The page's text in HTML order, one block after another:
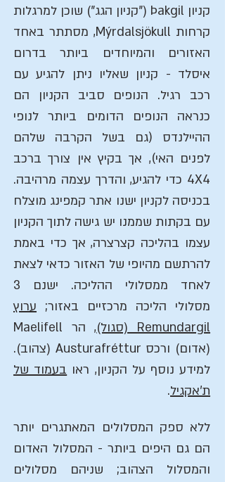
קניון Þakgil ("קניון הגג") שוכן למרגלות
קרחות Mýrdalsjökull, מסתתר באחד
האזורים והמיוחדים ביותר בדרום
איסלד - קניון שאליו ניתן להגיע עם
רכב רגיל. הנופים סביב הקניון הם
כנראה הנופים הדומים ביותר לנופי
ההיילנדס (גם בשל הקרבה שלהם
לפנים האי), אך בקיץ אין צורך ברכב
4X4 כדי להגיע, והדרך עצמה מרהיבה.
בכניסה לקניון ישנו אתר קמפינג מוצלח
עם בקתות שממנו יש גישה לתוך הקניון
עצמו בהליכה קצרצרה, אך כדי באמת
להרתשם מהיופי של האזור כדאי לצאת
לאחד ממסלולי ההליכה. ישנם 3
מסלולי הליכה מרכזיים באזור; ערוץ
Remundargil (סגול)
, הר Maelifell
(אדום) ורכס Austurafréttur (צהוב).
למידע נוסף על הקניון, ראו בעמוד של
ת'אקגיל.
ללא ספק המסלולים המאתגרים יותר
הם גם היפים ביותר - המסלול האדום
והמסלול הצהוב; שניהם מסלולים